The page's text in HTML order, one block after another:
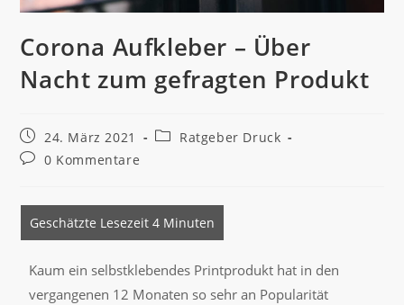
Corona Aufkleber – Über
Nacht zum gefragten Produkt
24. März 2021
Ratgeber Druck
0 Kommentare
Kaum ein selbstklebendes Printprodukt hat in den
vergangenen 12 Monaten so sehr an Popularität